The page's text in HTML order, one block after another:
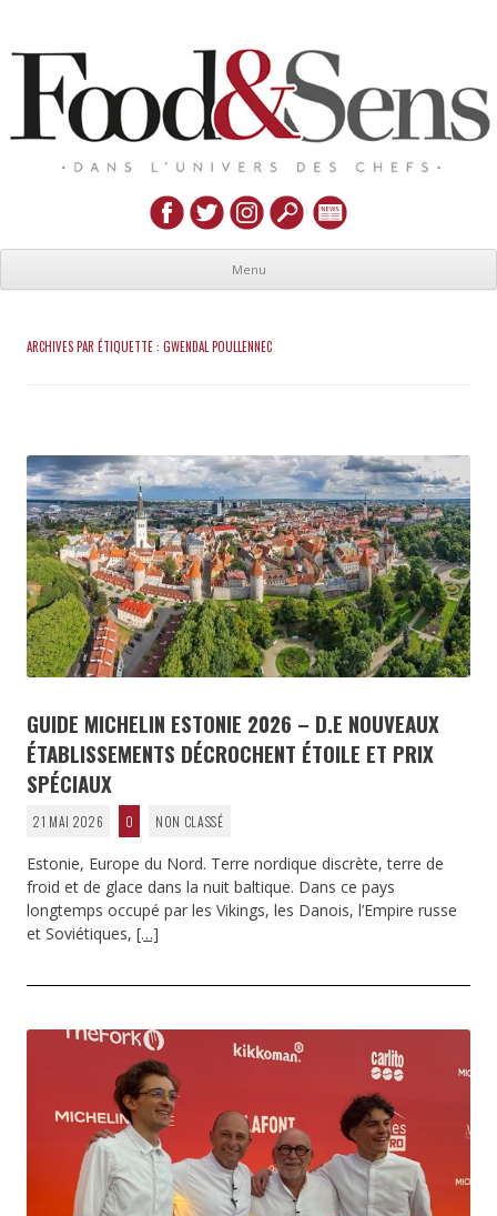
Menu
ARCHIVES PAR ÉTIQUETTE : GWENDAL POULLENNEC
GUIDE MICHELIN ESTONIE 2026 – D.E NOUVEAUX
ÉTABLISSEMENTS DÉCROCHENT ÉTOILE ET PRIX
SPÉCIAUX
21 MAI 2026 0 NON CLASSÉ
Estonie, Europe du Nord. Terre nordique discrète, terre de
froid et de glace dans la nuit baltique. Dans ce pays
longtemps occupé par les Vikings, les Danois, l’Empire russe
et Soviétiques, […]